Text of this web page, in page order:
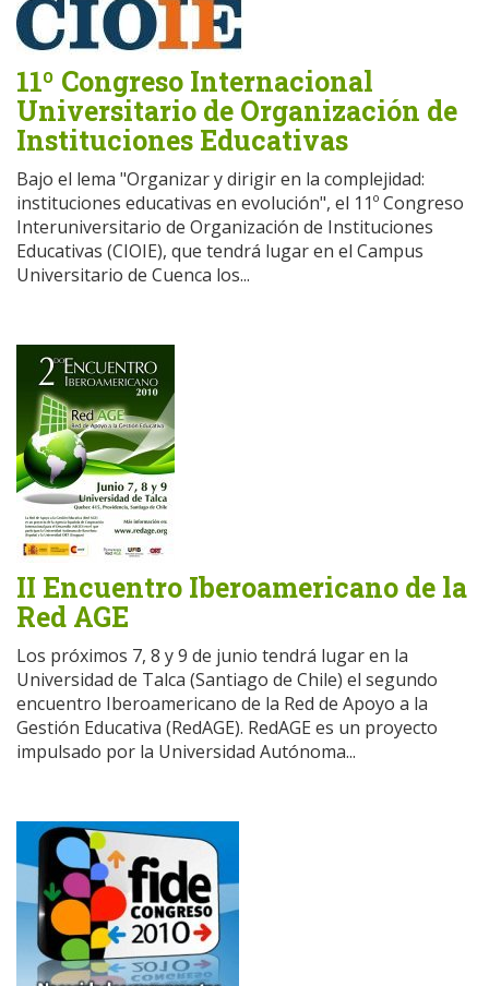
11º Congreso Internacional
Universitario de Organización de
Instituciones Educativas
Bajo el lema "Organizar y dirigir en la complejidad:
instituciones educativas en evolución", el 11º Congreso
Interuniversitario de Organización de Instituciones
Educativas (CIOIE), que tendrá lugar en el Campus
Universitario de Cuenca los...
II Encuentro Iberoamericano de la
Red AGE
Los próximos 7, 8 y 9 de junio tendrá lugar en la
Universidad de Talca (Santiago de Chile) el segundo
encuentro Iberoamericano de la Red de Apoyo a la
Gestión Educativa (RedAGE). RedAGE es un proyecto
impulsado por la Universidad Autónoma...